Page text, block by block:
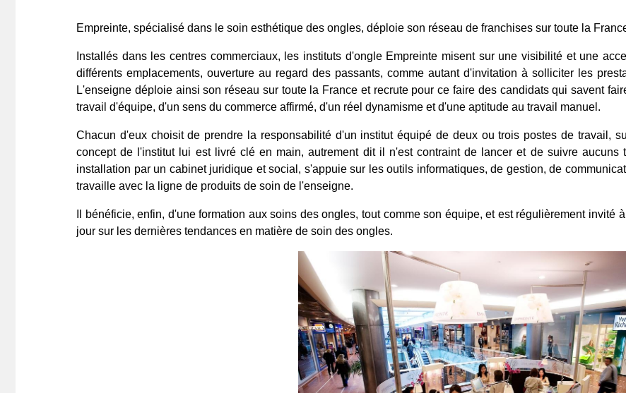
Empreinte, spécialisé dans le soin esthétique des ongles, déploie son réseau de franchises sur toute la
Installés dans les centres commerciaux, les instituts d'ongle Empreinte misent sur une visibilité et une
différents emplacements, ouverture au regard des passants, comme autant d'invitation à solliciter les
L'enseigne déploie ainsi son réseau sur toute la France et recrute pour ce faire des candidats qui savent
travail d'équipe, d'un sens du commerce affirmé, d'un réel dynamisme et d'une aptitude au travail manuel.
Chacun d'eux choisit de prendre la responsabilité d'un institut équipé de deux ou trois postes de travail,
concept de l'institut lui est livré clé en main, autrement dit il n'est contraint de lancer et de suivre aucuns
installation par un cabinet juridique et social, s'appuie sur les outils informatiques, de gestion, de
travaille avec la ligne de produits de soin de l'enseigne.
Il bénéficie, enfin, d'une formation aux soins des ongles, tout comme son équipe, et est régulièrement invité
jour sur les dernières tendances en matière de soin des ongles.